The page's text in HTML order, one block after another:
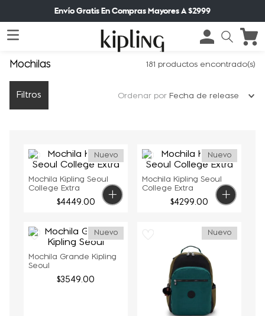
Envío Gratis En Compras Mayores A $2999
Mochilas 181 productos
Filtros Ordenar por Fecha de release
Nuevo
Mochila Kipling Seoul
College Extra
$4449.00
Nuevo
Mochila Kipling Seoul
College Extra
$4299.00
Nuevo
Mochila Grande Kipling
Seoul
$3549.00
Nuevo